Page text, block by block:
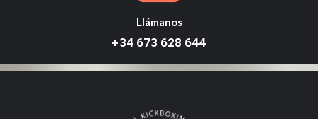
Llámanos
+34 673 628 644